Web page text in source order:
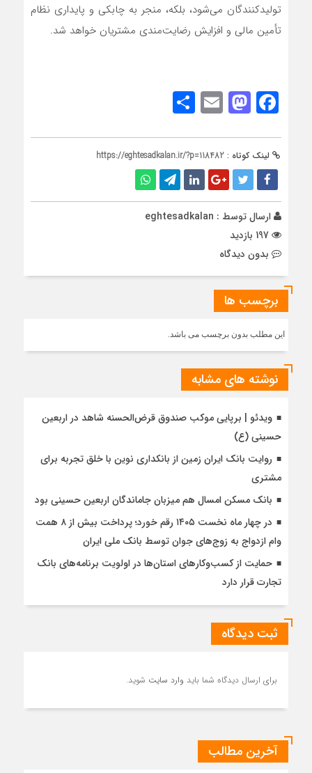
تولیدکنندگان می‌شود، بلکه، منجر به چابکی و پایداری نظام
تأمین مالی و افزایش رضایت‌مندی مشتریان خواهد شد.
Facebook
Mastodon
Email
لینک کوتاه : https://eghtesadkalan.ir/?p=118482
ارسال توسط : eghtesadkalan
بدون دیدگاه
برچسب ها
این مطلب بدون برچسب می باشد.
نوشته های مشابه
ویدئو | برپایی موکب صندوق قرض‌الحسنه شاهد در اربعین
حسینی (ع)
روایت بانک ایران زمین از بانکداری نوین با خلق تجربه برای
مشتری
بانک مسکن امسال هم میزبان جاماندگان اربعین حسینی بود
در چهار ماه نخست ۱۴۰۵ رقم خورد؛ پرداخت بیش از ۸ همت
وام ازدواج به زوج‌های جوان توسط بانک ملی ایران
حمایت از کسب‌وکارهای استان‌ها در اولویت برنامه‌های بانک
تجارت قرار دارد
ثبت دیدگاه
برای ارسال دیدگاه شما باید وارد سایت شوید.
آخرین مطالب